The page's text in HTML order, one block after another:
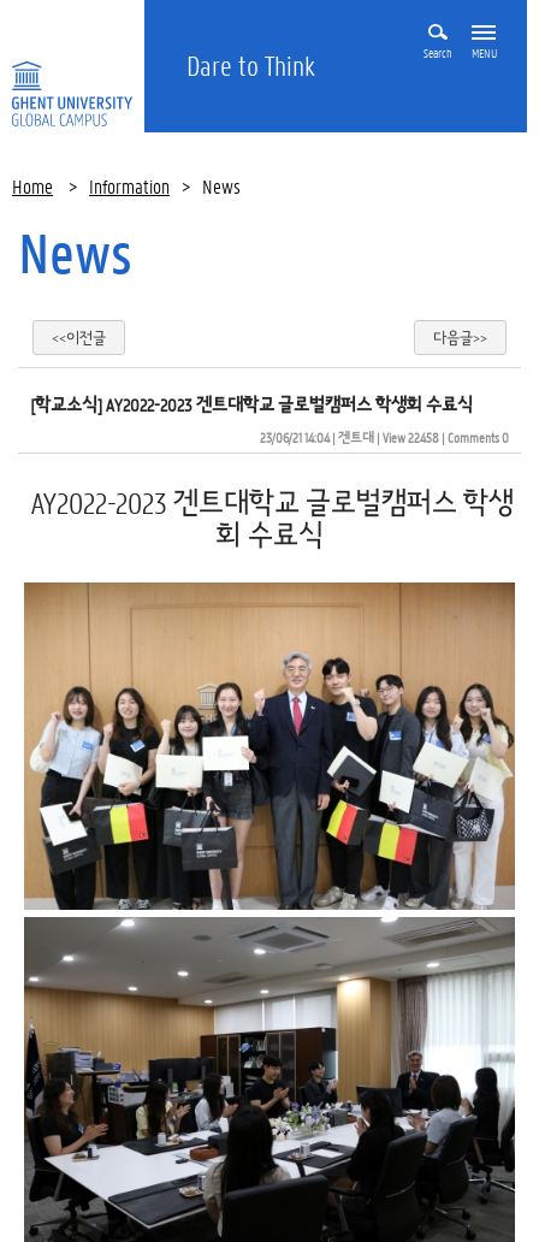
Dare to Think Search MENU
Home > Information > News
News
<<이전글 다음글>>
[학교소식] AY2022-2023 겐트대학교 글로벌캠퍼스 학생회 수료식
23/06/21 14:04| 겐트대| View 22458| Comments 0
AY2022-2023 겐트대학교 글로벌캠퍼스 학생
회 수료식